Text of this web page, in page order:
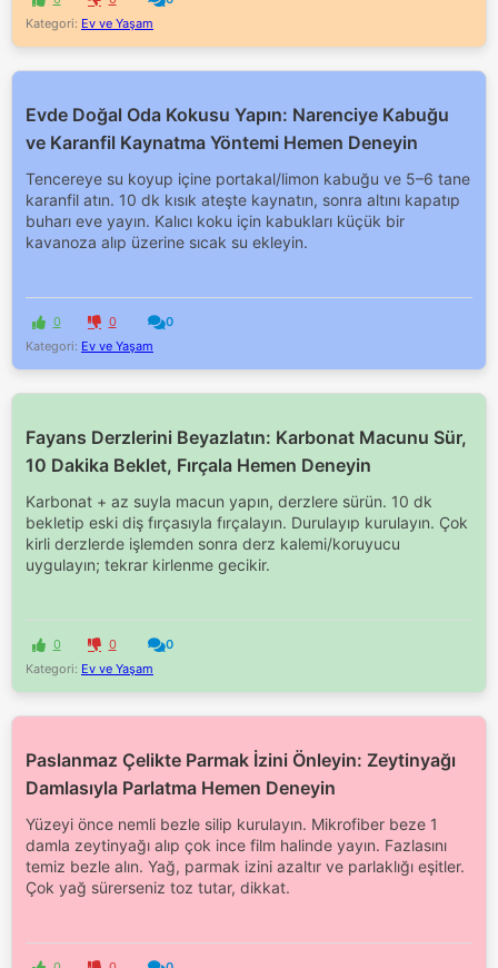
Kategori: Ev ve Yaşam
Evde Doğal Oda Kokusu Yapın: Narenciye Kabuğu
ve Karanfil Kaynatma Yöntemi Hemen Deneyin
Tencereye su koyup içine portakal/limon kabuğu ve 5–6 tane
karanfil atın. 10 dk kısık ateşte kaynatın, sonra altını kapatıp
buharı eve yayın. Kalıcı koku için kabukları küçük bir
kavanoza alıp üzerine sıcak su ekleyin.
0 0
0
Kategori: Ev ve Yaşam
Fayans Derzlerini Beyazlatın: Karbonat Macunu Sür,
10 Dakika Beklet, Fırçala Hemen Deneyin
Karbonat + az suyla macun yapın, derzlere sürün. 10 dk
bekletip eski diş fırçasıyla fırçalayın. Durulayıp kurulayın. Çok
kirli derzlerde işlemden sonra derz kalemi/koruyucu
uygulayın; tekrar kirlenme gecikir.
0 0
0
Kategori: Ev ve Yaşam
Paslanmaz Çelikte Parmak İzini Önleyin: Zeytinyağı
Damlasıyla Parlatma Hemen Deneyin
Yüzeyi önce nemli bezle silip kurulayın. Mikrofiber beze 1
damla zeytinyağı alıp çok ince film halinde yayın. Fazlasını
temiz bezle alın. Yağ, parmak izini azaltır ve parlaklığı eşitler.
Çok yağ sürerseniz toz tutar, dikkat.